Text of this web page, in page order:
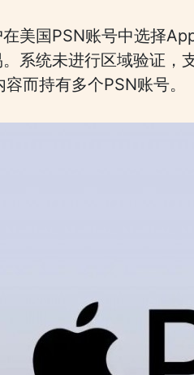
美国PSN账号中选择
系统未进行区域验证，
而持有多个PSN账号。